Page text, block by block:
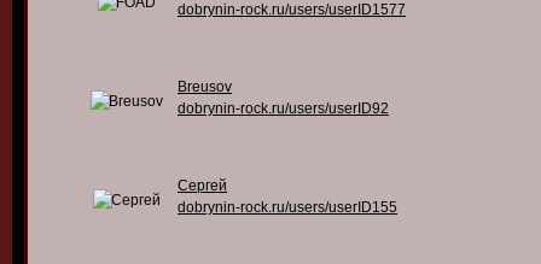
dobrynin-rock.ru/users/userID1577
Breusov
dobrynin-rock.ru/users/userID92
Сергей
dobrynin-rock.ru/users/userID155